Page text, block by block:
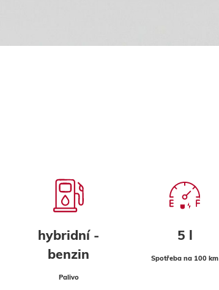
hybridní -
benzin
Palivo
5 l
Spotřeba na 100 km